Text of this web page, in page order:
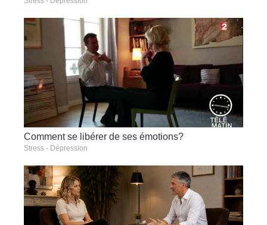
Comment se libérer de ses émotions?
Stress - Dépression